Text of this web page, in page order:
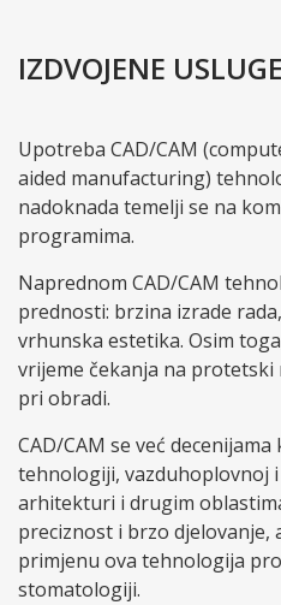
IZDVOJENE
Upotreba CAD/CAM
aided manufacturing)
nadoknada temelji se na
programima.
Naprednom CAD/CAM
prednosti: brzina izrade
vrhunska estetika. Osim
vrijeme čekanja na
pri obradi.
CAD/CAM se već
tehnologiji, vazduhoplovnoj
arhitekturi i drugim
preciznost i brzo djelovanje,
primjenu ova tehnologija
stomatologiji.